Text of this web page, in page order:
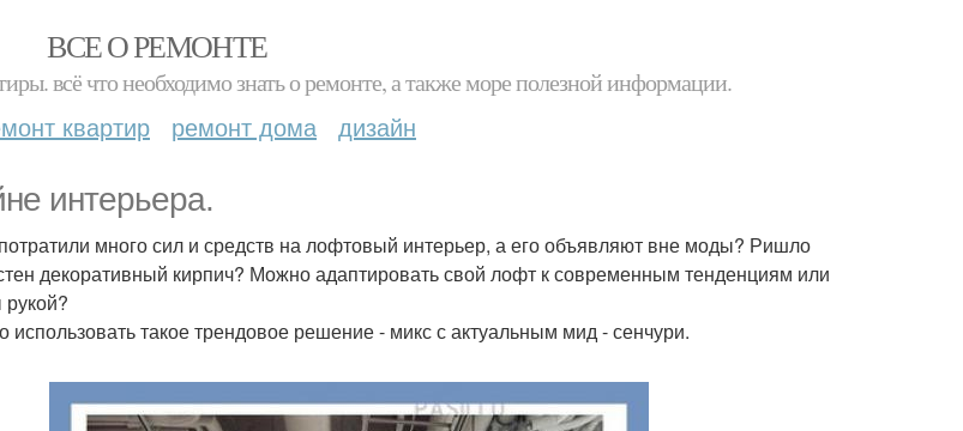
ВСЕ О РЕМОНТЕ
всё что необходимо знать о ремонте, а также море полезной информации.
квартир ремонт дома дизайн
интерьера.
много сил и средств на лофтовый интерьер, а его объявляют вне моды? Ришло
декоративный кирпич? Можно адаптировать свой лофт к современным тенденциям или
использовать такое трендовое решение - микс с актуальным мид - сенчури.